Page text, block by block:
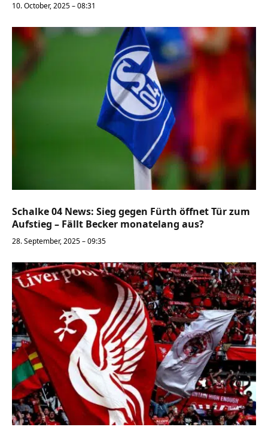
10. October, 2025 – 08:31
Schalke 04 News: Sieg gegen Fürth öffnet Tür zum
Aufstieg – Fällt Becker monatelang aus?
28. September, 2025 – 09:35